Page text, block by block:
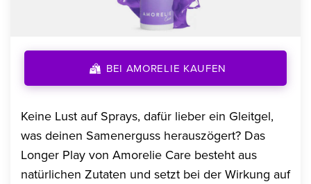
BEI AMORELIE KAUFEN
Keine Lust auf Sprays, dafür lieber ein Gleitgel,
was deinen Samenerguss herauszögert? Das
Longer Play von Amorelie Care besteht aus
natürlichen Zutaten und setzt bei der Wirkung auf